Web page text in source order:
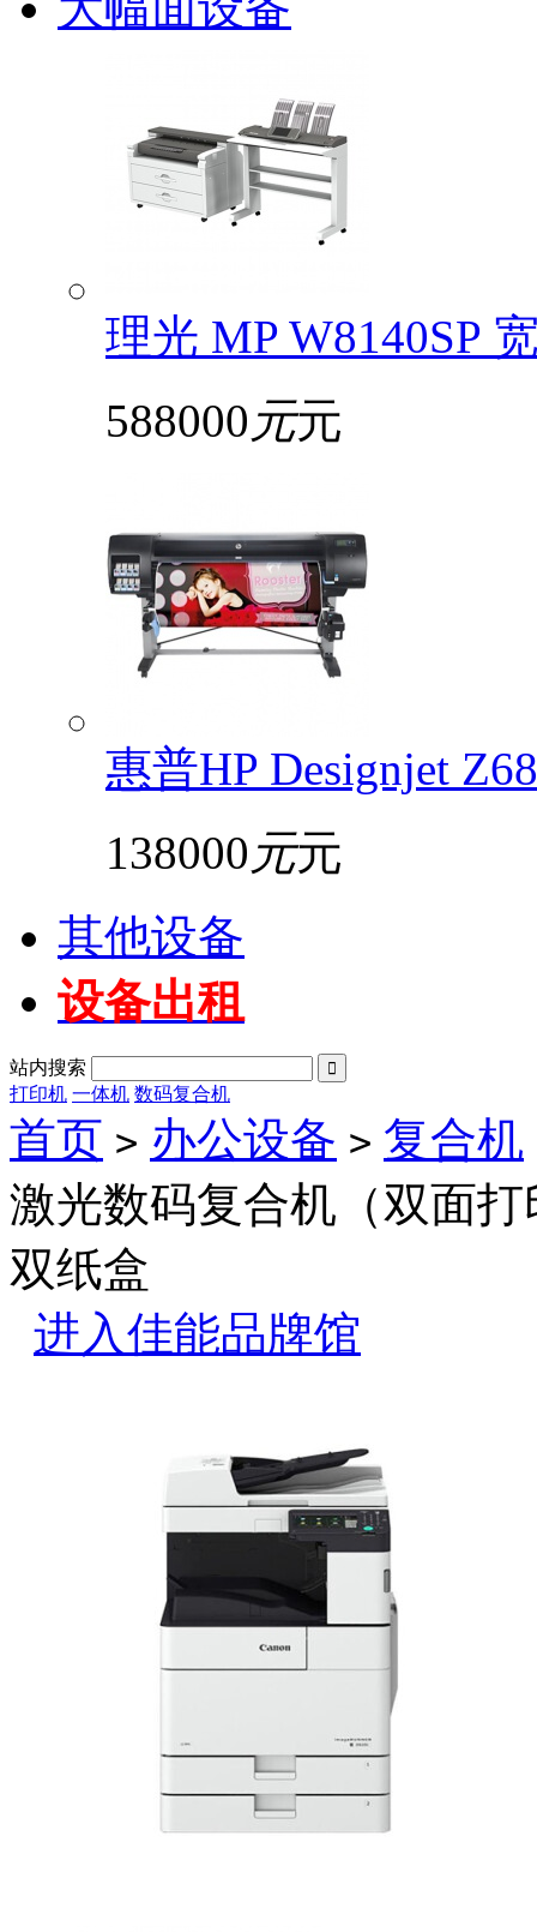
理光 MP W8140SP
588000 元元
惠普HP Designjet
138000 元元
其他设备
设备出租
站内搜索 
打印机 一体机 数码复合机
首页 > 办公设备 > 复合机
激光数码复合机（双面
双纸盒
进入佳能品牌馆